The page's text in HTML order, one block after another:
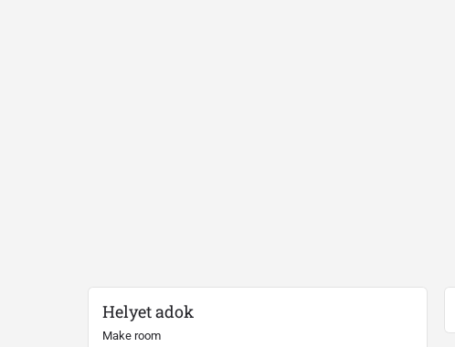
Helyet adok
Make room